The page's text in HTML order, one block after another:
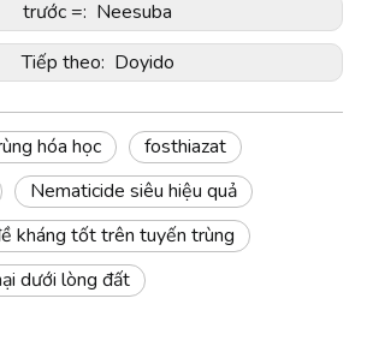
trước =: Neesuba
Tiếp theo: Doyido
hóa học
fosthiazat
Nematicide siêu hiệu quả
kháng tốt trên tuyến trùng
dưới lòng đất